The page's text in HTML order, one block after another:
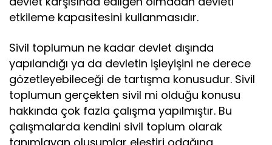
etkileme kapasitesini kullanmasıdır.
Sivil toplumun ne kadar devlet dışında
yapılandığı ya da devletin işleyişini ne derece
gözetleyebileceği de tartışma konusudur. Sivil
toplumun gerçekten sivil mi olduğu konusu
hakkında çok fazla çalışma yapılmıştır. Bu
çalışmalarda kendini sivil toplum olarak
tanımlayan oluşumlar eleştiri odağına